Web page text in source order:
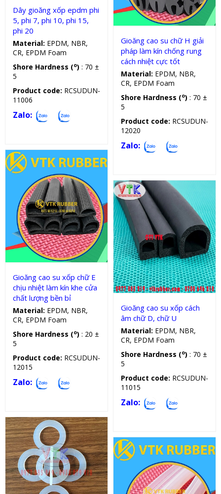
Dây gioăng xốp epdm phi
5, phi 7, phi 10, phi 15,
phi 20
Material: EPDM, NBR,
CR, EPDM Foam
Shore Hardness (o) : 70 ±
5
Product code: RCSUDUN-
11006
Zalo:
Gioăng cao su chữ H giải
pháp làm kín chống rung
cách nhiệt cực tốt
Material: EPDM, NBR,
CR, EPDM Foam
Shore Hardness (o) : 70 ±
5
Product code: RCSUDUN-
12020
Zalo:
Gioăng silicon, cao su chữ E
Gioăng cao su xốp chữ E
chịu nhiệt làm kín khe cửa
chất lượng bền bỉ
Material: EPDM, NBR,
CR, EPDM Foam
Shore Hardness (o) : 20 ±
5
Product code: RCSUDUN-
12015
Zalo:
Gioăng cao su xốp
Gioăng cao su xốp cách
âm chữ D, chữ U
Material: EPDM, NBR,
CR, EPDM Foam
Shore Hardness (o) : 70 ±
5
Product code: RCSUDUN-
11015
Zalo:
Vòng đệm silicon